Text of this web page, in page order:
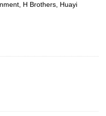
H Brothers, Huayi